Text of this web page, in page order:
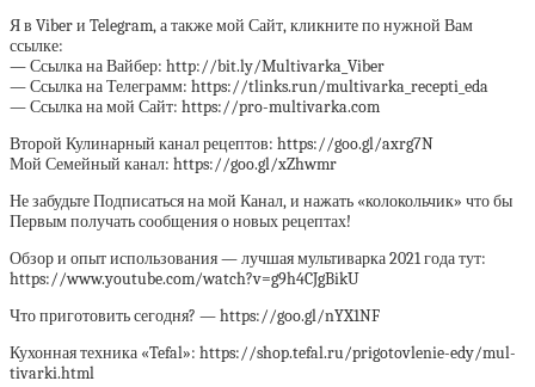
Я в Viber и Telegram, а также мой Сайт, кликните по нужной Вам
ссылке:
— Ссылка на Вайбер: http://bit.ly/Multivarka_Viber
— Ссылка на Телеграмм: https://tlinks.run/multivarka_recepti_eda
— Ссылка на мой Сайт: https://pro-multivarka.com
Второй Кулинарный канал рецептов: https://goo.gl/axrg7N
Мой Семейный канал: https://goo.gl/xZhwmr
Не забудьте Подписаться на мой Канал, и нажать «колокольчик» что бы
Первым получать сообщения о новых рецептах!
Обзор и опыт использования — лучшая мультиварка 2021 года тут:
https://www.youtube.com/watch?v=g9h4CJgBikU
Что приготовить сегодня? — https://goo.gl/nYX1NF
Кухонная техника «Tefal»: https://shop.tefal.ru/prigotovlenie-edy/mul-
tivarki.html